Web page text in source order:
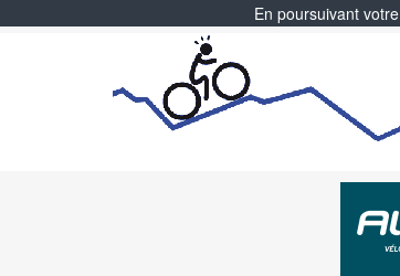
En poursuivant